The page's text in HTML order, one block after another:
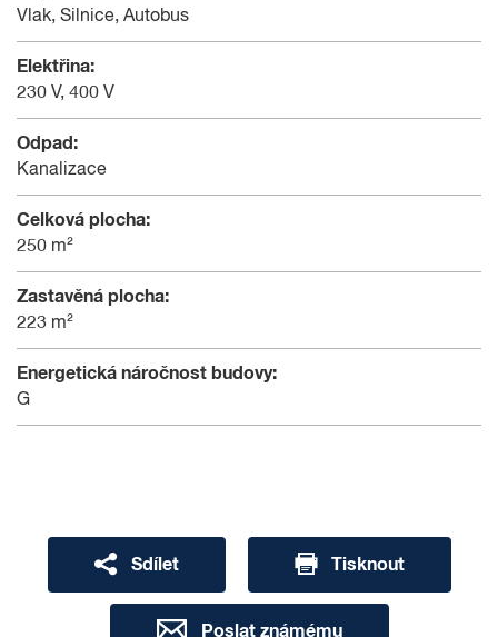
Vlak, Silnice, Autobus
Elektřina:
230 V, 400 V
Odpad:
Kanalizace
Celková plocha:
250 m²
Zastavěná plocha:
223 m²
Energetická náročnost budovy:
G
Sdílet Tisknout
Poslat známému